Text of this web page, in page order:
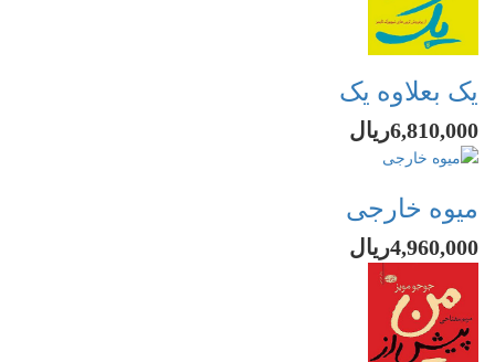
یک بعلاوه یک
6,810,000ریال
میوه خارجی
4,960,000ریال